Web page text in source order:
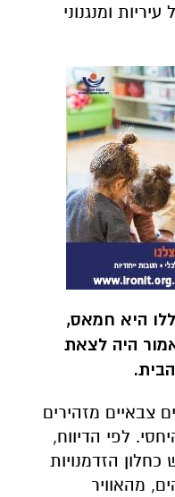
ומנגנוני
היא חמאס,
היה לצאת
צבאיים מזהירים
לפי הדיווח,
הזדמנויות
מהאוויר